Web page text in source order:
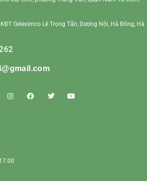
Geleximco Lê Trọng Tấn, Dương Nội, Hà Đông, Hà